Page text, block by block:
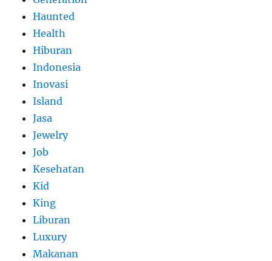
Haunted
Health
Hiburan
Indonesia
Inovasi
Island
Jasa
Jewelry
Job
Kesehatan
Kid
King
Liburan
Luxury
Makanan